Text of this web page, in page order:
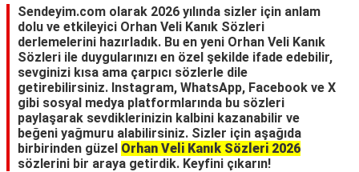
GEZİLECEK
YERLER
BLOG
Sendeyim.com olarak 2026 yılında sizler için anlam
dolu ve etkileyici Orhan Veli Kanık Sözleri
derlemelerini hazırladık. Bu en yeni Orhan Veli Kanık
Sözleri ile duygularınızı en özel şekilde ifade edebilir,
sevginizi kısa ama çarpıcı sözlerle dile
getirebilirsiniz. Instagram, WhatsApp, Facebook ve X
gibi sosyal medya platformlarında bu sözleri
paylaşarak sevdiklerinizin kalbini kazanabilir ve
beğeni yağmuru alabilirsiniz. Sizler için aşağıda
birbirinden güzel Orhan Veli Kanık Sözleri 2026
sözlerini bir araya getirdik. Keyfini çıkarın!